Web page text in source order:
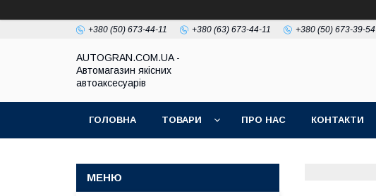
+380 (50) 673-44-11 +380 (63) 673-44-11 +380 (50) 673-39-54
AUTOGRAN.COM.UA -
Автомагазин якісних
автоаксесуарів
ГОЛОВНА ТОВАРИ ПРО НАС КОНТАКТИ